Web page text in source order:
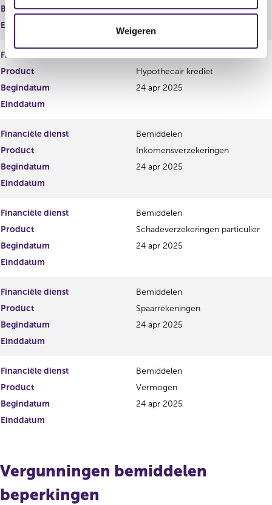
c
Weigeren
Begindatum
24 apr 2025
Einddatum
Financiële dienst
Product
Hypothecair krediet
Begindatum
24 apr 2025
Einddatum
Financiële dienst
Bemiddelen
Product
Inkomensverzekeringen
Begindatum
24 apr 2025
Einddatum
Financiële dienst
Bemiddelen
Product
Schadeverzekeringen particulier
Begindatum
24 apr 2025
Einddatum
Financiële dienst
Bemiddelen
Product
Spaarrekeningen
Begindatum
24 apr 2025
Einddatum
Financiële dienst
Bemiddelen
Product
Vermogen
Begindatum
24 apr 2025
Einddatum
Vergunningen bemiddelen
beperkingen